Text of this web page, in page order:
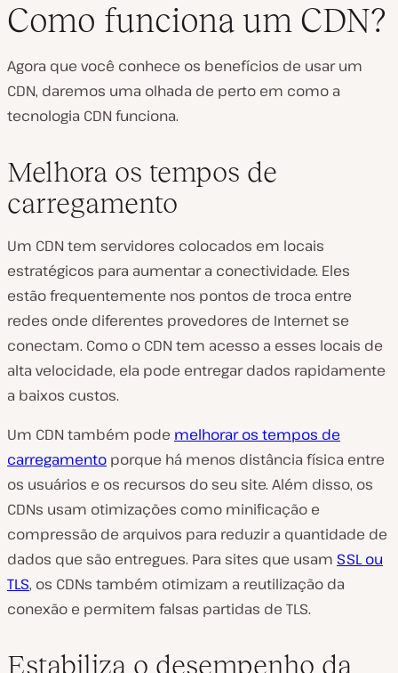
Como funciona um CDN?
Agora que você conhece os benefícios de usar um
CDN, daremos uma olhada de perto em como a
tecnologia CDN funciona.
Melhora os tempos de
carregamento
Um CDN tem servidores colocados em locais
estratégicos para aumentar a conectividade. Eles
estão frequentemente nos pontos de troca entre
redes onde diferentes provedores de Internet se
conectam. Como o CDN tem acesso a esses locais de
alta velocidade, ela pode entregar dados rapidamente
a baixos custos.
Um CDN também pode melhorar os tempos de
carregamento porque há menos distância física entre
os usuários e os recursos do seu site. Além disso, os
CDNs usam otimizações como minificação e
compressão de arquivos para reduzir a quantidade de
dados que são entregues. Para sites que usam SSL ou
TLS, os CDNs também otimizam a reutilização da
conexão e permitem falsas partidas de TLS.
Estabiliza o desempenho da